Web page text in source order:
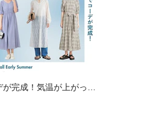
完成！気温が上がって
ピースを厳選